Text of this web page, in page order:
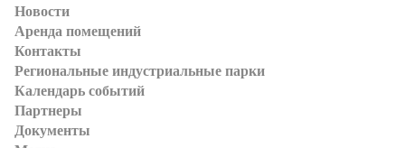
Новости
Аренда помещений
Контакты
Региональные индустриальные парки
Календарь событий
Партнеры
Документы